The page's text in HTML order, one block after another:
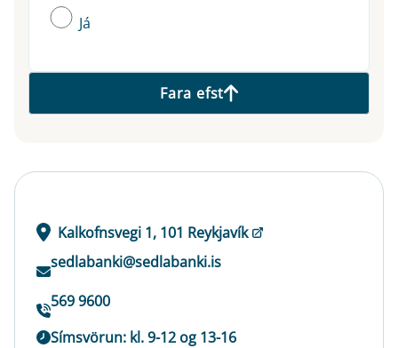
Já
Fara efst
Kalkofnsvegi 1, 101 Reykjavík
sedlabanki@sedlabanki.is
569 9600
Símsvörun: kl. 9-12 og 13-16